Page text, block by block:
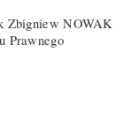
Zbigniew NOWAK
Prawnego